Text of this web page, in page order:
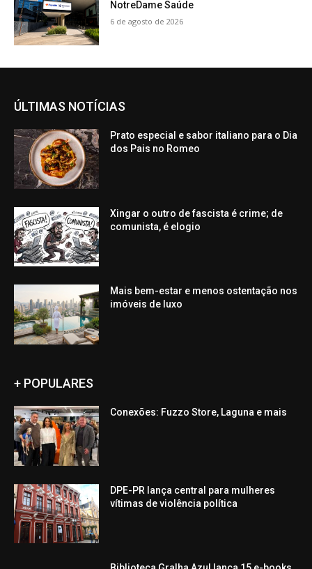
NotreDame Saúde
6 de agosto de 2026
ÚLTIMAS NOTÍCIAS
Prato especial e sabor italiano para o Dia
dos Pais no Romeo
Xingar o outro de fascista é crime; de
comunista, é elogio
Mais bem-estar e menos ostentação nos
imóveis de luxo
+ POPULARES
Conexões: Fuzzo Store, Laguna e mais
DPE-PR lança central para mulheres
vítimas de violência política